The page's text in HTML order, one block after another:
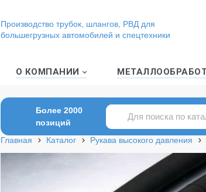
Производство трубок, шлангов, РВД для
большегрузных автомобилей и спецтехники
О КОМПАНИИ
Более 2000
позиций
Главная
Каталог Рукава высокого давления